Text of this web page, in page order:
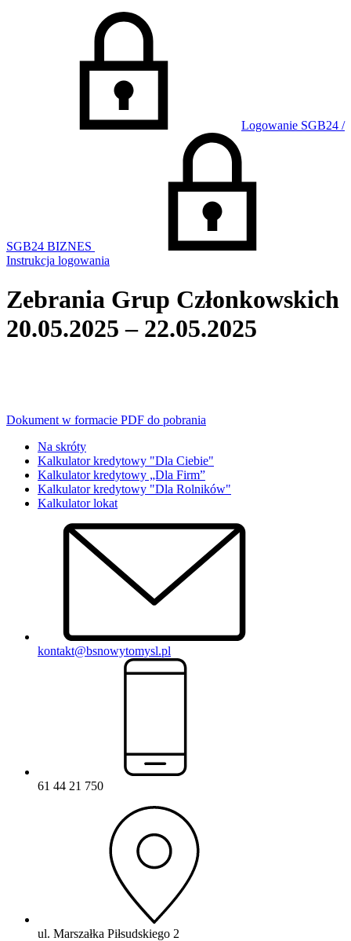
Logowanie SGB24 /
SGB24 BIZNES
Instrukcja logowania
Zebrania Grup Członkowskich
20.05.2025 – 22.05.2025
Dokument w formacie PDF do pobrania
Na skróty
Kalkulator kredytowy "Dla Ciebie"
Kalkulator kredytowy „Dla Firm”
Kalkulator kredytowy "Dla Rolników"
Kalkulator lokat
kontakt@bsnowytomysl.pl
61 44 21 750
ul. Marszałka Piłsudskiego 2